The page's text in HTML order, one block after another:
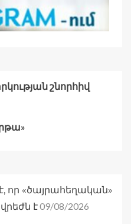
շնորհիվ
որ «ծայրահեղական»
է09/08/2026